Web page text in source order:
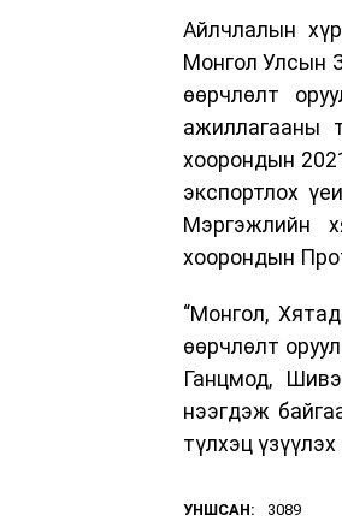
Айлчлалын
Монгол Улсын
өөрчлөлт
ажиллагааны
хоорондын
экспортлох
Мэргэжлийн
хоорондын
“Монгол,
өөрчлөлт
Ганцмод,
нээгдэж
түлхэц
УНШСАН: 3089